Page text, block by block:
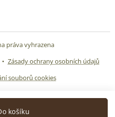
košíku
práva vyhrazena
Zásady ochrany osobních údajů
souborů cookies